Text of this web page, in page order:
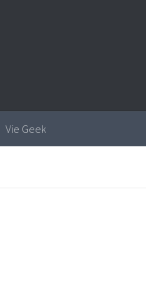
Vie Geek